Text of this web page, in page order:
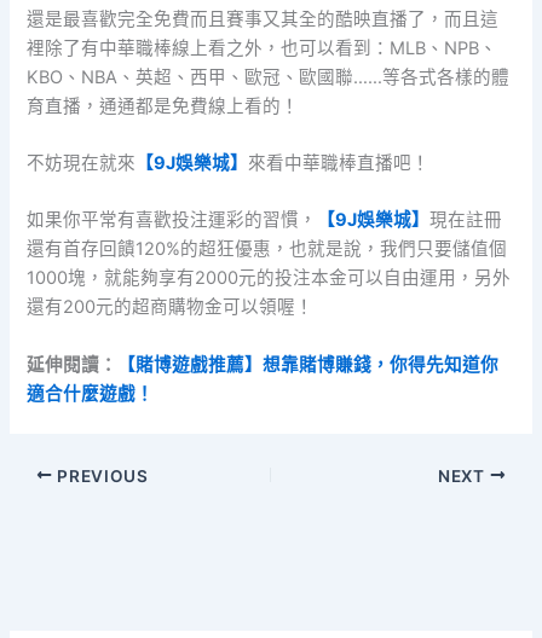
還是最喜歡完全免費而且賽事又其全的酷映直播了，而且這
裡除了有中華職棒線上看之外，也可以看到：MLB、NPB、
KBO、NBA、英超、西甲、歐冠、歐國聯……等各式各樣的體
育直播，通通都是免費線上看的！
不妨現在就來 【9J娛樂城】 來看中華職棒直播吧！
如果你平常有喜歡投注運彩的習慣， 【9J娛樂城】現在註冊
還有首存回饋120%的超狂優惠，也就是說，我們只要儲值個
1000塊，就能夠享有2000元的投注本金可以自由運用，另外
還有200元的超商購物金可以領喔！
延伸閱讀：
【賭博遊戲推薦】想靠賭博賺錢，你得先知道你
適合什麼遊戲！
PREVIOUS NEXT